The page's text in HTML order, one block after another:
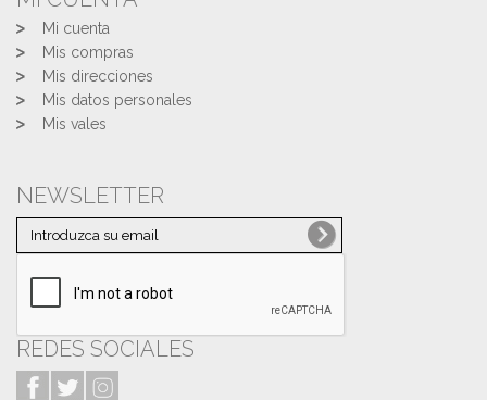
Mi cuenta
Mis compras
Mis direcciones
Mis datos personales
Mis vales
NEWSLETTER
REDES SOCIALES